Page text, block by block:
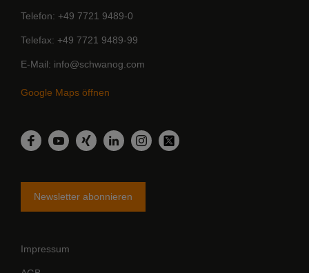
Telefon +49 7721 9489-0
Telefax +49 7721 9489-99
E-Mail info@schwanog.com
Google Maps öffnen
Facebook
YouTubeXing LinkedInInstagram
Twitter
Newsletter abonnieren
Impressum